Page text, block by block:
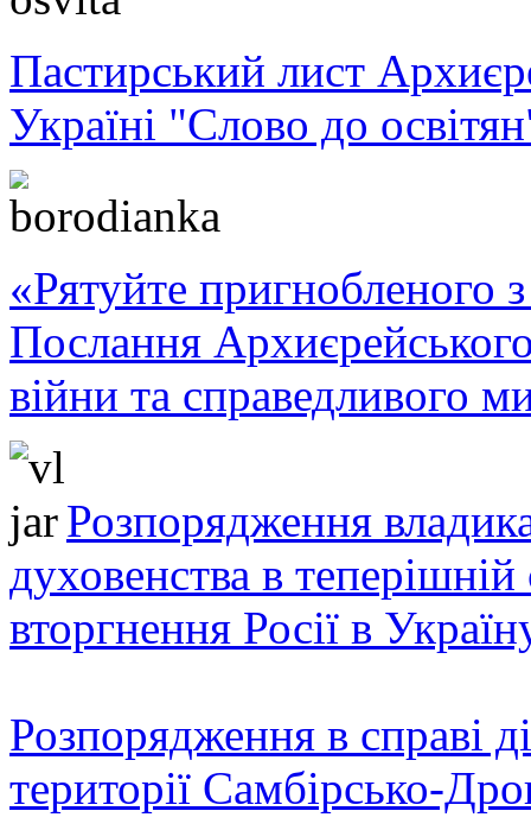
Пастирський лист
Україні "Слово до
«Рятуйте пригнобленого
Послання
війни та справедливого
Розпорядження
духовенства в теперішній
вторгнення Росії в
Розпорядження в справі
території Самбірсько-